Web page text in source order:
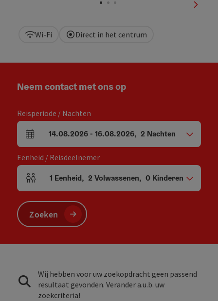
Wi-Fi Direct in het centrum
Neem contact met ons op
Reisperiode / Nachten
Velden voor aankomst en vertrek
14.08.2026- 16.08.2026, 2 Nachten
Eenheid / Reisdeelnemer
Aantal eenheden en persoonsvelden
1 Eenheid, 2 Volwassenen, 0 Kinderen
Zoeken
Wij hebben voor uw zoekopdracht geen passend
resultaat gevonden. Verander a.u.b. uw
zoekcriteria!